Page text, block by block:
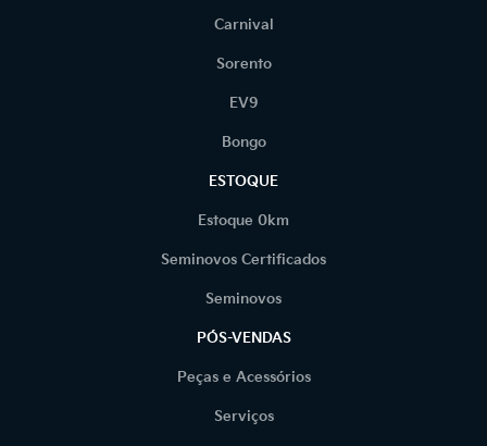
Carnival
Sorento
EV9
Bongo
ESTOQUE
Estoque 0km
Seminovos Certificados
Seminovos
PÓS-VENDAS
Peças e Acessórios
Serviços